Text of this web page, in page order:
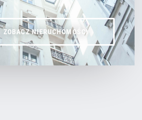
ZOBACZ NIERUCHOMOŚCI